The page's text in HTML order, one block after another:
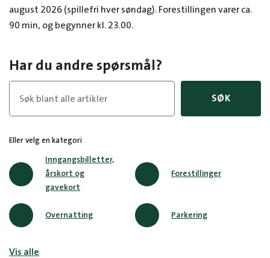
august 2026 (spillefri hver søndag). Forestillingen varer ca.
90 min, og begynner kl. 23.00.
Har du andre spørsmål?
SØK
Eller velg en kategori
Inngangsbilletter,
årskort og
gavekort
Forestillinger
Overnatting Parkering
Vis alle